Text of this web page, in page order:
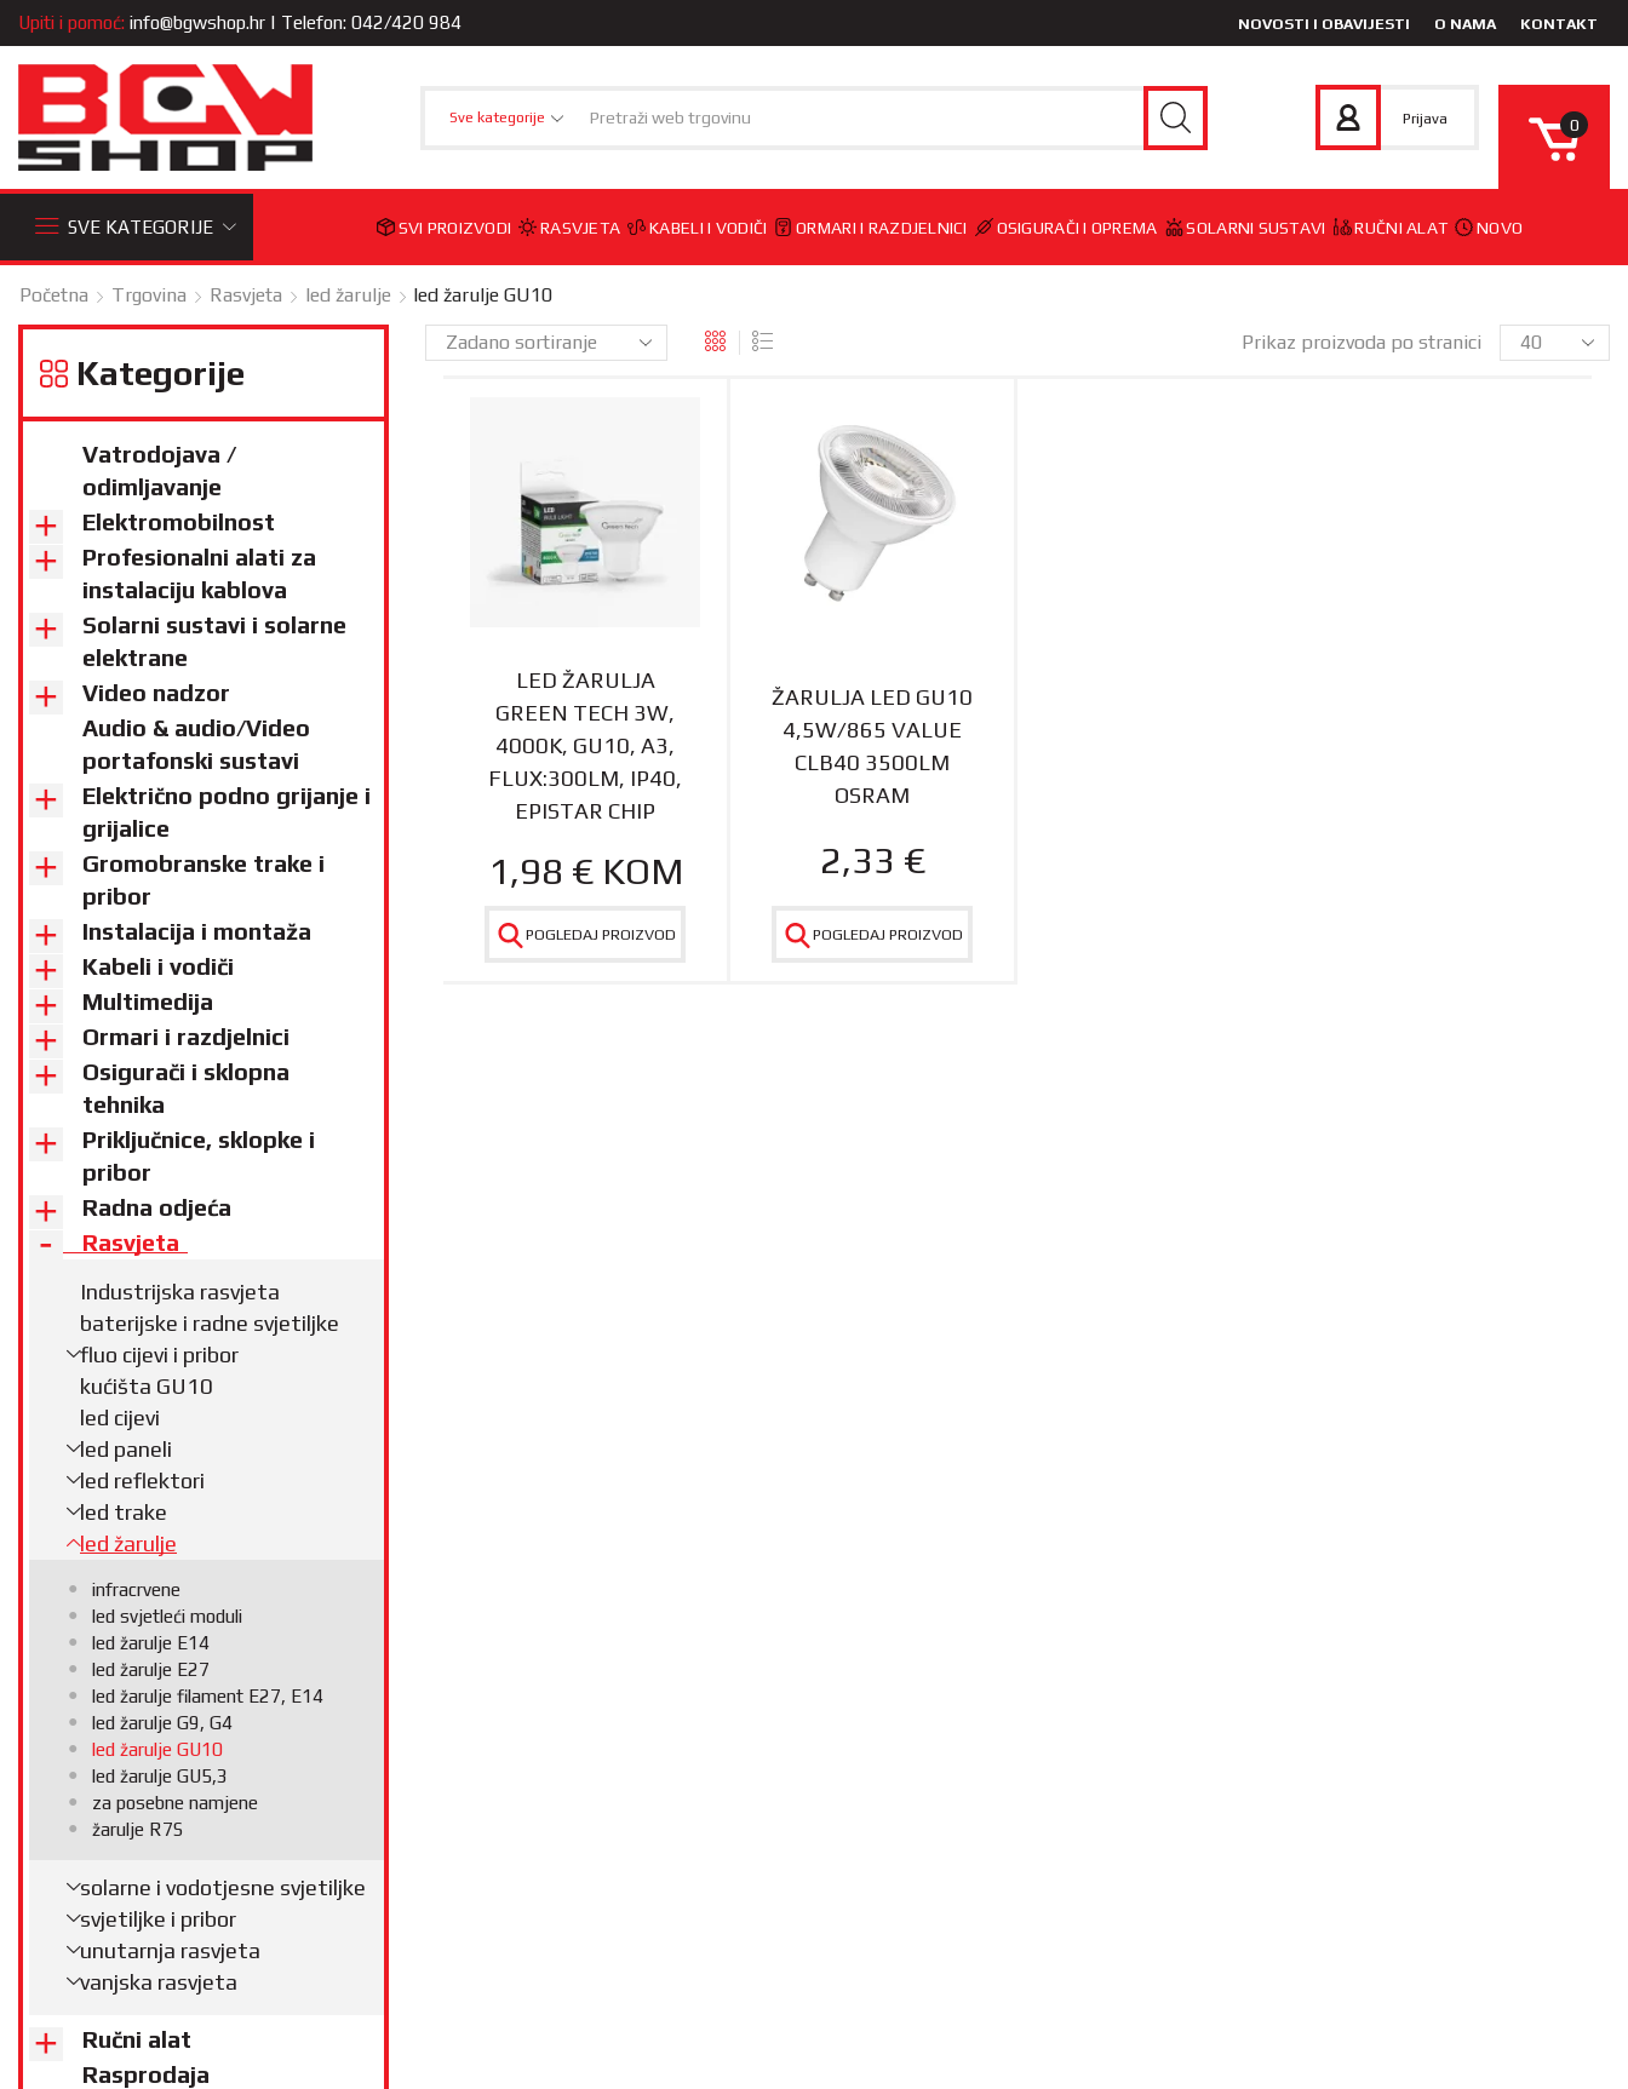
Upiti i pomoć: info@bgwshop.hr | Telefon: 042/420 984 NOVOSTI I OBAVIJESTI O NAMA KONTAKT
Sve kategorije Prijava 0
SVE KATEGORIJE SVI PROIZVODI RASVJETA KABELI I VODIČI ORMARI I RAZDJELNICI OSIGURAČI I OPREMA SOLARNI SUSTAVI RUČNI ALAT NOVO
Početna Trgovina Rasvjeta led žarulje led žarulje GU10
Prikaz proizvoda po stranici
LED ŽARULJA
GREEN TECH 3W,
4000K, GU10, A3,
FLUX:300LM, IP40,
EPISTAR CHIP
1,98 € KOM
POGLEDAJ PROIZVOD
ŽARULJA LED GU10
4,5W/865 VALUE
CLB40 3500LM
OSRAM
2,33 €
POGLEDAJ PROIZVOD
Kategorije
Vatrodojava /
odimljavanje
Elektromobilnost
Profesionalni alati za
instalaciju kablova
Solarni sustavi i solarne
elektrane
Video nadzor
Audio & audio/Video
portafonski sustavi
Električno podno grijanje i
grijalice
Gromobranske trake i
pribor
Instalacija i montaža
Kabeli i vodiči
Multimedija
Ormari i razdjelnici
Osigurači i sklopna
tehnika
Priključnice, sklopke i
pribor
Radna odjeća
Rasvjeta
Industrijska rasvjeta
baterijske i radne svjetiljke
fluo cijevi i pribor
kućišta GU10
led cijevi
led paneli
led reflektori
led trake
led žarulje
infracrvene
led svjetleći moduli
led žarulje E14
led žarulje E27
led žarulje filament E27, E14
led žarulje G9, G4
led žarulje GU10
led žarulje GU5,3
za posebne namjene
žarulje R7S
solarne i vodotjesne svjetiljke
svjetiljke i pribor
unutarnja rasvjeta
vanjska rasvjeta
Ručni alat
Rasprodaja